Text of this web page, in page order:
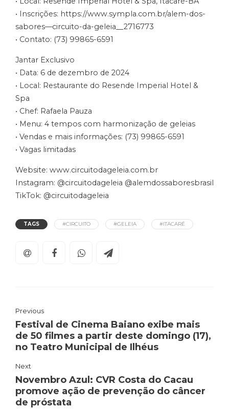
• Inscrições: https://www.sympla.com.br/alem-dos-
sabores—circuito-da-geleia__2716773
• Contato: (73) 99865-6591
Jantar Exclusivo
• Data: 6 de dezembro de 2024
• Local: Restaurante do Resende Imperial Hotel &
Spa
• Chef: Rafaela Pauza
• Menu: 4 tempos com harmonização de geleias
• Vendas e mais informações: (73) 99865-6591
• Vagas limitadas
Website: www.circuitodageleia.com.br
Instagram: @circuitodageleia @alemdossaboresbrasil
TikTok: @circuitodageleia
TAGS #CIRCUITO #GELEIA #ITACARÉ
Previous
Festival de Cinema Baiano exibe mais
de 50 filmes a partir deste domingo (17),
no Teatro Municipal de Ilhéus
Next
Novembro Azul: CVR Costa do Cacau
promove ação de prevenção do câncer
de próstata